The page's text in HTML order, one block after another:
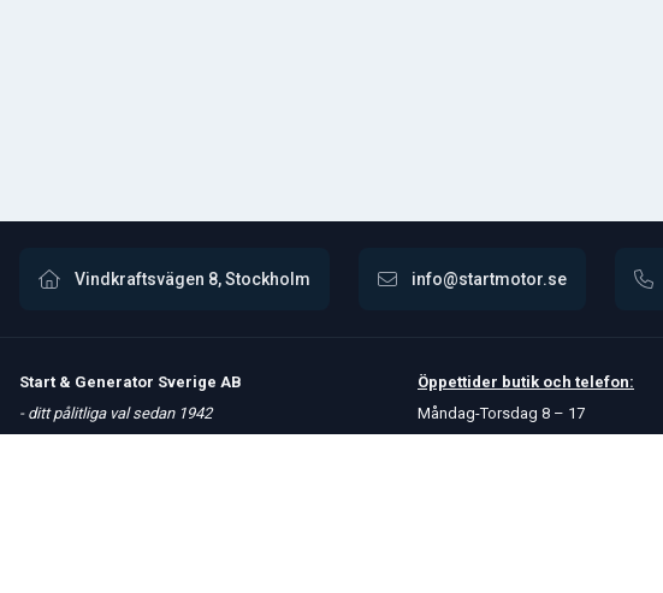
Vindkraftsvägen 8, Stockholm info@startmotor.se
Start & Generator Sverige AB
- ditt pålitliga val sedan 1942
Öppettider butik och telefon:
Måndag-Torsdag 8 – 17